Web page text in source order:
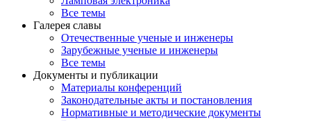
Все темы
Галерея славы
Отечественные ученые и инженеры
Зарубежные ученые и инженеры
Все темы
Документы и публикации
Материалы конференций
Законодательные акты и постановления
Нормативные и методические документы